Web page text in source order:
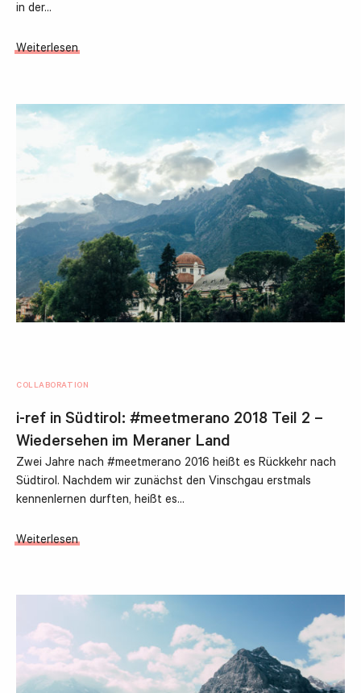
in der…
Weiterlesen
COLLABORATION
i-ref in Südtirol: #meetmerano 2018 Teil 2 –
Wiedersehen im Meraner Land
Zwei Jahre nach #meetmerano 2016 heißt es Rückkehr nach
Südtirol. Nachdem wir zunächst den Vinschgau erstmals
kennenlernen durften, heißt es…
Weiterlesen